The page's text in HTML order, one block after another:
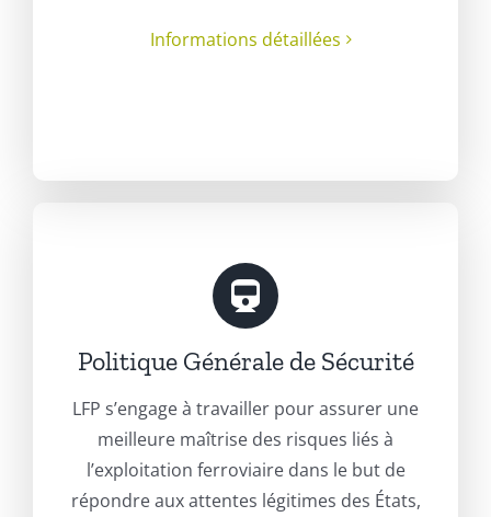
Informations détaillées
Politique Générale de Sécurité
LFP s’engage à travailler pour assurer une
meilleure maîtrise des risques liés à
l’exploitation ferroviaire dans le but de
répondre aux attentes légitimes des États,